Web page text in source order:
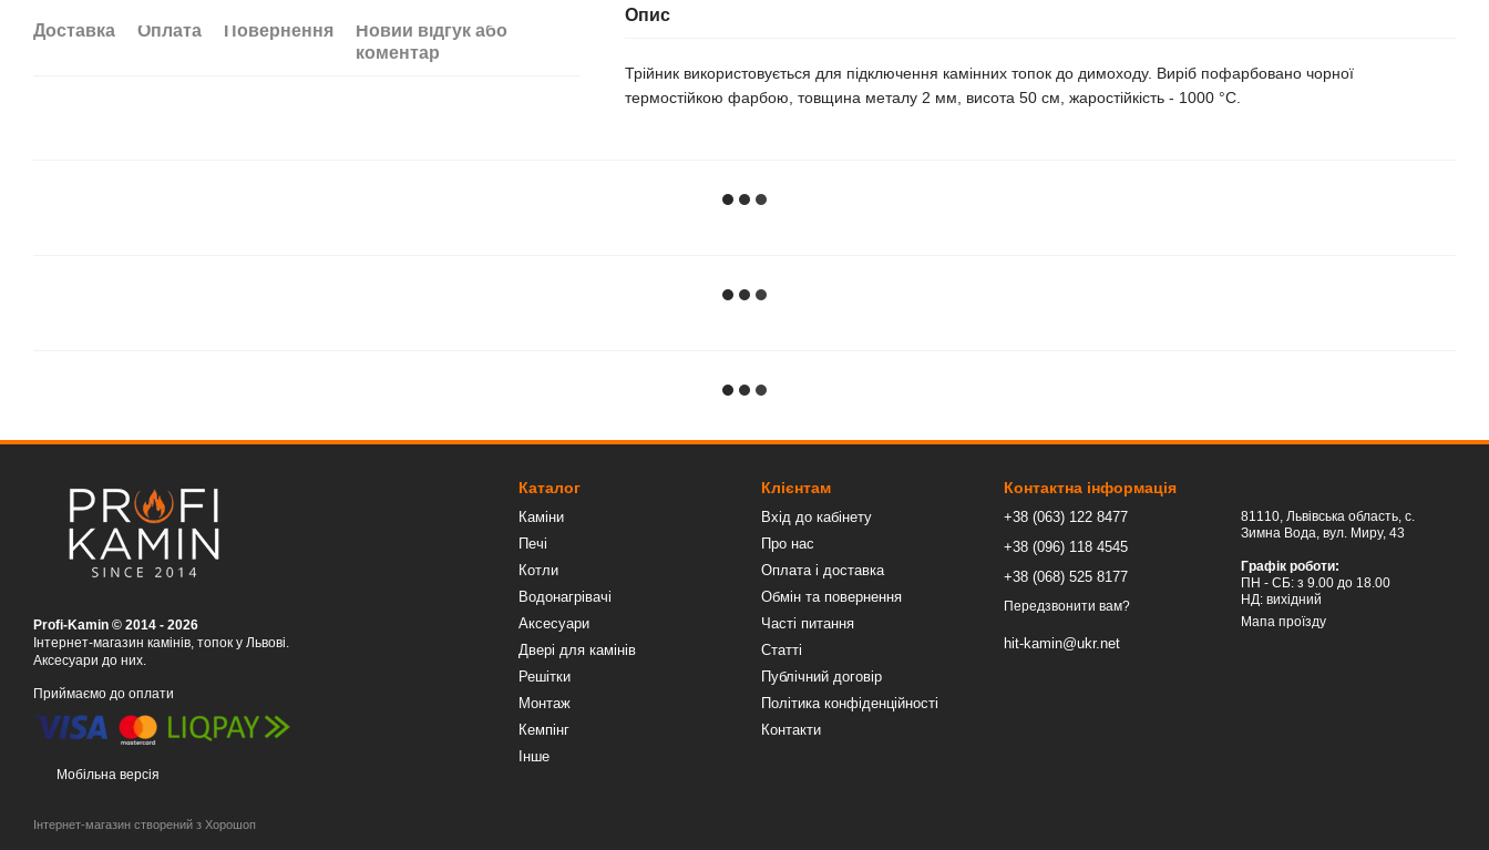
Доставка Оплата Повернення
Новий відгук або
коментар
Опис
Трійник використовується для підключення камінних топок до димоходу. Виріб пофарбовано чорної
термостійкою фарбою, товщина металу 2 мм, висота 50 см, жаростійкість - 1000 °C.
Profi-Kamin © 2014 - 2026
Інтернет-магазин камінів, топок у Львові.
Аксесуари до них.
Приймаємо до оплати
Мобільна версія
Інтернет-магазин створений з Хорошоп
Каталог
Каміни
Печі
Котли
Водонагрівачі
Аксесуари
Двері для камінів
Решітки
Монтаж
Кемпінг
Інше
Клієнтам
Вхід до кабінету
Про нас
Оплата і доставка
Обмін та повернення
Часті питання
Статті
Публічний договір
Політика конфіденційності
Контакти
Контактна інформація
+38 (063) 122 8477
+38 (096) 118 4545
+38 (068) 525 8177
Передзвонити вам?
hit-kamin@ukr.net
81110, Львівська область, c.
Зимна Вода, вул. Миру, 43
Графік роботи:
ПН - СБ: з 9.00 до 18.00
НД: вихідний
Мапа проїзду